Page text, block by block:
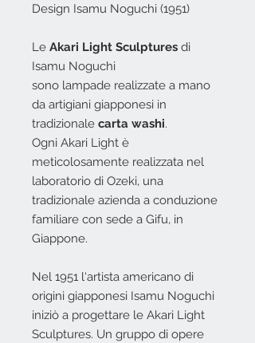
Design Isamu Noguchi (1951)
Le Akari Light Sculptures di
Isamu Noguchi
sono lampade realizzate a mano
da artigiani giapponesi in
tradizionale carta washi.
Ogni Akari Light è
meticolosamente realizzata nel
laboratorio di Ozeki, una
tradizionale azienda a conduzione
familiare con sede a Gifu, in
Giappone.
Nel 1951 l‘artista americano di
origini giapponesi Isamu Noguchi
iniziò a progettare le Akari Light
Sculptures. Un gruppo di opere